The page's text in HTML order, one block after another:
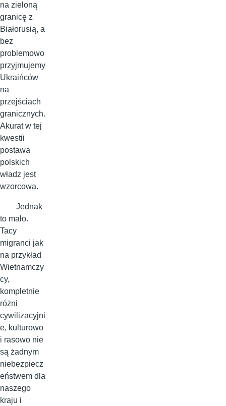
na zieloną
granicę z
Białorusią, a
bez
problemowo
przyjmujemy
Ukraińców
na
przejściach
granicznych.
Akurat w tej
kwestii
postawa
polskich
władz jest
wzorcowa.
Jednak
to mało.
Tacy
migranci jak
na przykład
Wietnamczy
cy,
kompletnie
różni
cywilizacyjni
e, kulturowo
i rasowo nie
są żadnym
niebezpiecz
eństwem dla
naszego
kraju i